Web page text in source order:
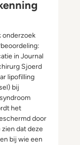
onderzoek
in Journal
Sjoerd
lipofilling
bij
het
door
dat deze
bij wie een